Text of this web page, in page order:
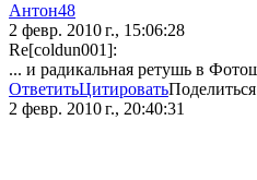
Антон48
2 февр. 2010 г., 15:06:28
Re[coldun001]:
... и радикальная ретушь в
ОтветитьЦитироватьПоделиться
2 февр. 2010 г., 20:40:31